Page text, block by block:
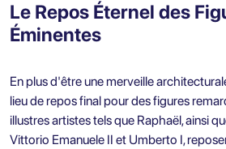
Le Repos Éternel des
Éminentes
En plus d'être une merveille
lieu de repos final pour des figures
illustres artistes tels que Raphaël, ainsi
Vittorio Emanuele II et Umberto I,